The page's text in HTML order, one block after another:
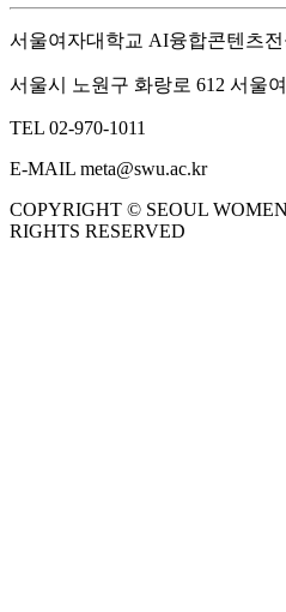
서울여자대학교 AI융합콘텐츠전
서울시 노원구 화랑로 612 서울
TEL 02-970-1011
E-MAIL meta@swu.ac.kr
COPYRIGHT © SEOUL
RIGHTS RESERVED